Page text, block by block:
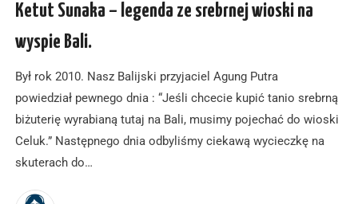
Ketut Sunaka – legenda ze srebrnej wioski na
wyspie Bali.
Był rok 2010. Nasz Balijski przyjaciel Agung Putra
powiedział pewnego dnia : “Jeśli chcecie kupić tanio srebrną
biżuterię wyrabianą tutaj na Bali, musimy pojechać do wioski
Celuk.” Następnego dnia odbyliśmy ciekawą wycieczkę na
skuterach do…